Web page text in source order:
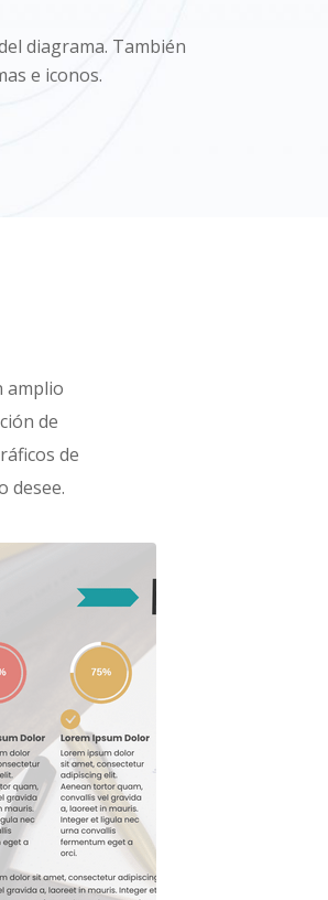
diagrama. También
e iconos.
amplio
de
de
desee.